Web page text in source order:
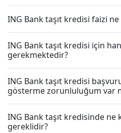
ING Bank taşıt kredisi faizi
ING Bank taşıt kredisi için
gerekmektedir?
ING Bank taşıt kredisi
gösterme zorunluluğum var
ING Bank taşıt kredisinde ne
gereklidir?